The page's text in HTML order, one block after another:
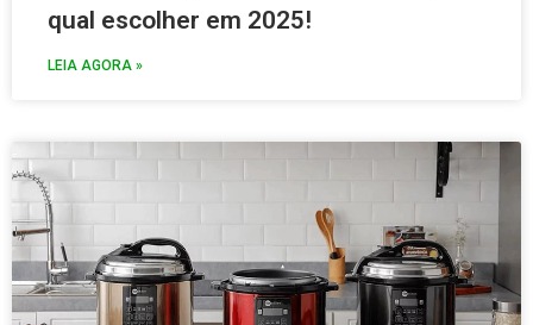
qual escolher em 2025!
LEIA AGORA »